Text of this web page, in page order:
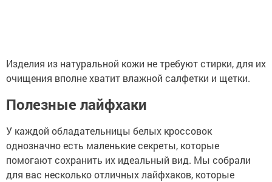
Изделия из натуральной кожи не требуют стирки, для их
очищения вполне хватит влажной салфетки и щетки.
Полезные лайфхаки
У каждой обладательницы белых кроссовок
однозначно есть маленькие секреты, которые
помогают сохранить их идеальный вид. Мы собрали
для вас несколько отличных лайфхаков, которые